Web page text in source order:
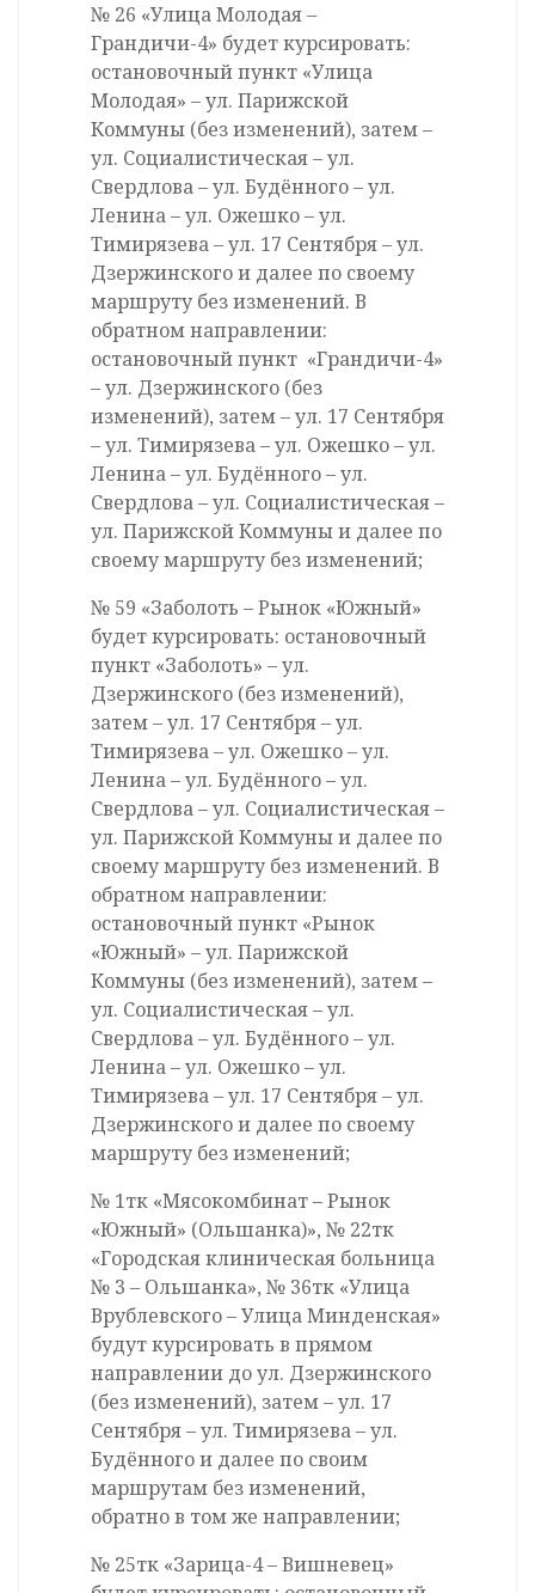
№ 26 «Улица Молодая –
Грандичи-4» будет курсировать:
остановочный пункт «Улица
Молодая» – ул. Парижской
Коммуны (без изменений), затем –
ул. Социалистическая – ул.
Свердлова – ул. Будённого – ул.
Ленина – ул. Ожешко – ул.
Тимирязева – ул. 17 Сентября – ул.
Дзержинского и далее по своему
маршруту без изменений. В
обратном направлении:
остановочный пункт «Грандичи-4»
– ул. Дзержинского (без
изменений), затем – ул. 17 Сентября
– ул. Тимирязева – ул. Ожешко – ул.
Ленина – ул. Будённого – ул.
Свердлова – ул. Социалистическая –
ул. Парижской Коммуны и далее по
своему маршруту без изменений;
№ 59 «Заболоть – Рынок «Южный»
будет курсировать: остановочный
пункт «Заболоть» – ул.
Дзержинского (без изменений),
затем – ул. 17 Сентября – ул.
Тимирязева – ул. Ожешко – ул.
Ленина – ул. Будённого – ул.
Свердлова – ул. Социалистическая –
ул. Парижской Коммуны и далее по
своему маршруту без изменений. В
обратном направлении:
остановочный пункт «Рынок
«Южный» – ул. Парижской
Коммуны (без изменений), затем –
ул. Социалистическая – ул.
Свердлова – ул. Будённого – ул.
Ленина – ул. Ожешко – ул.
Тимирязева – ул. 17 Сентября – ул.
Дзержинского и далее по своему
маршруту без изменений;
№ 1тк «Мясокомбинат – Рынок
«Южный» (Ольшанка)», № 22тк
«Городская клиническая больница
№ 3 – Ольшанка», № 36тк «Улица
Врублевского – Улица Минденская»
будут курсировать в прямом
направлении до ул. Дзержинского
(без изменений), затем – ул. 17
Сентября – ул. Тимирязева – ул.
Будённого и далее по своим
маршрутам без изменений,
обратно в том же направлении;
№ 25тк «Зарица-4 – Вишневец»